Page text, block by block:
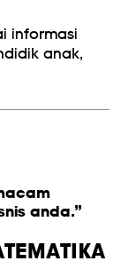
informasi
anak,
anda.”